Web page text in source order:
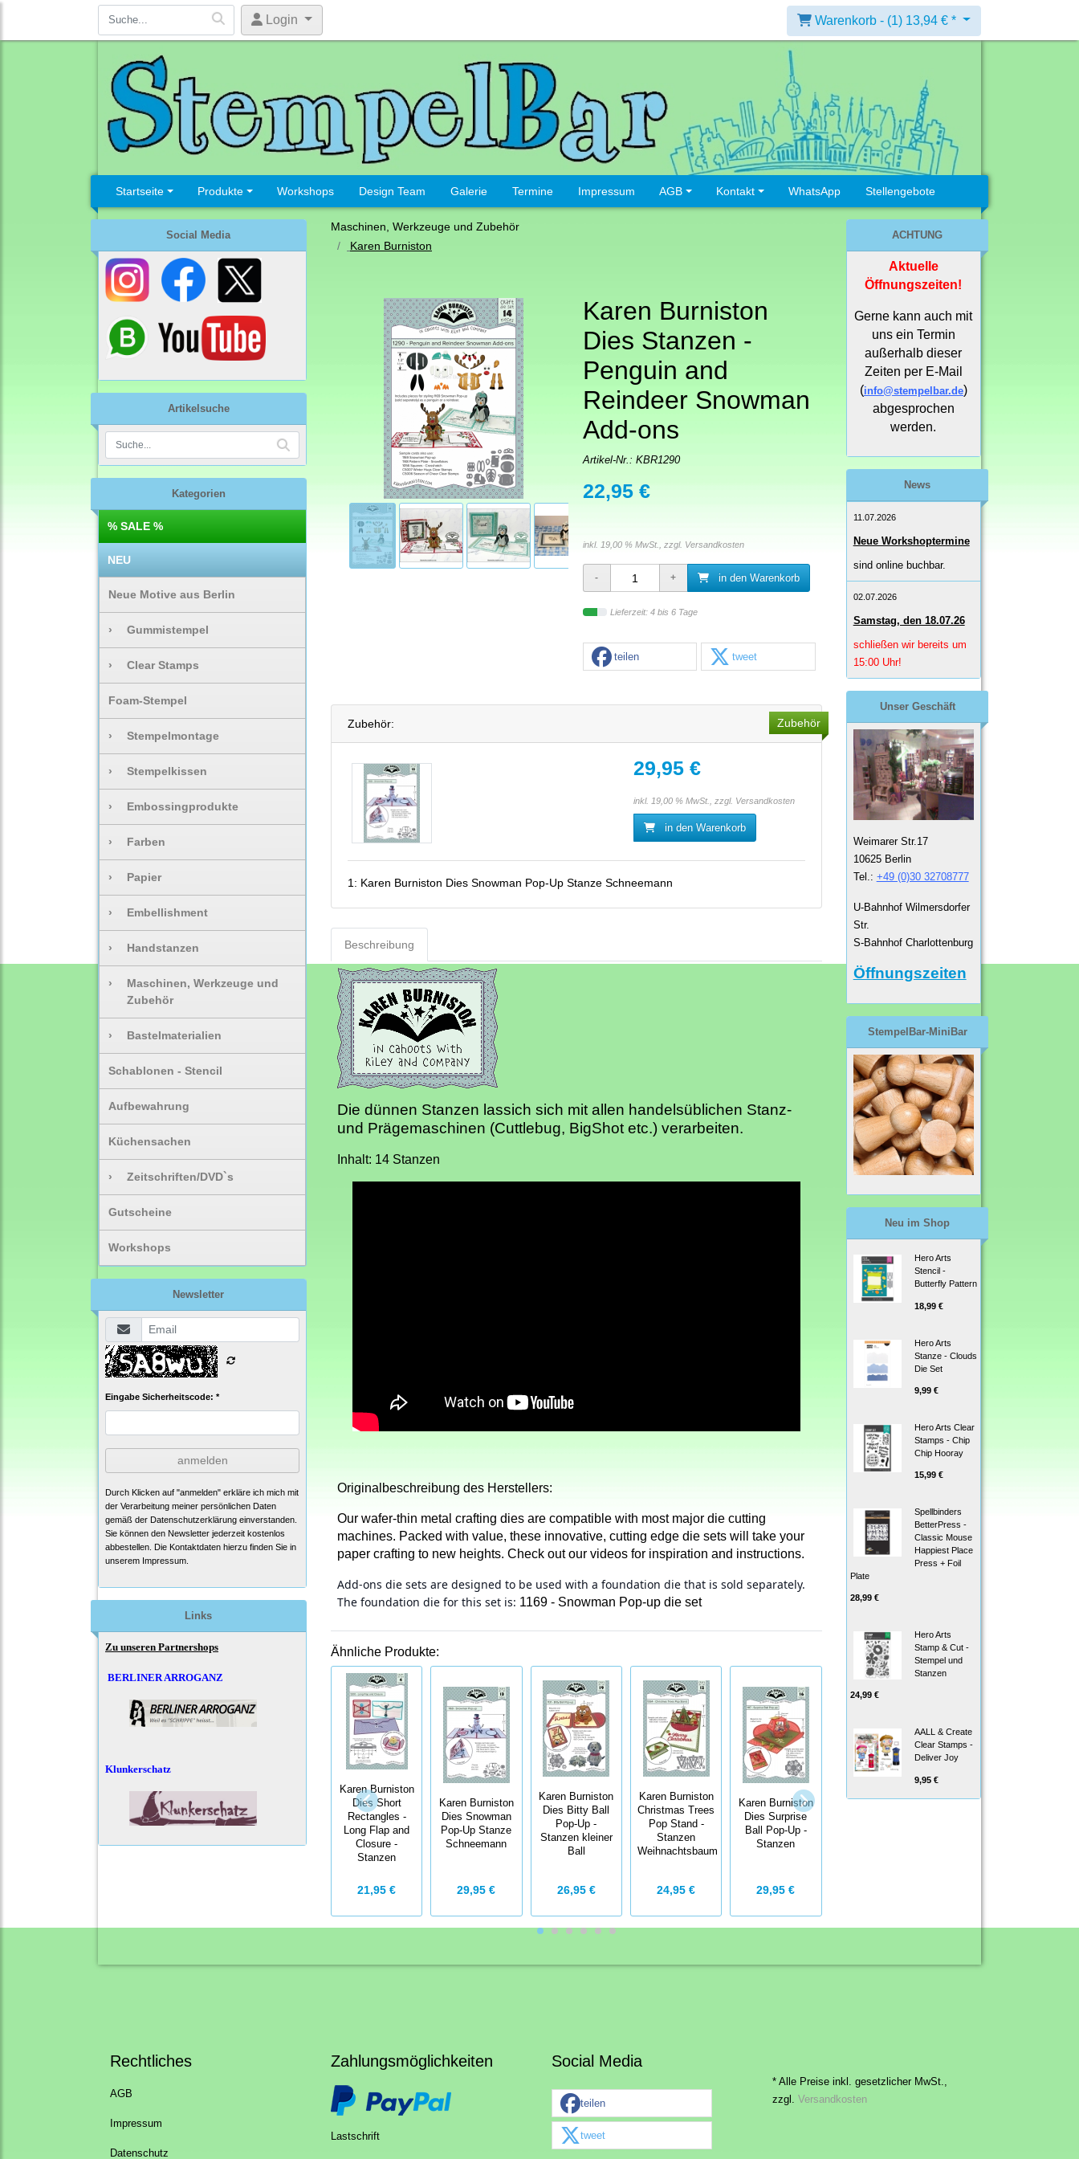
Login Warenkorb - (1) 13,94 € *
Startseite Produkte Workshops Design Team Galerie Termine Impressum AGB Kontakt WhatsApp Stellengebote
Social Media
Artikelsuche
Kategorien
% SALE %
NEU
Neue Motive aus Berlin
› Gummistempel
› Clear Stamps
Foam-Stempel
› Stempelmontage
› Stempelkissen
› Embossingprodukte
› Farben
› Papier
› Embellishment
› Handstanzen
›
Maschinen, Werkzeuge und
Zubehör
› Bastelmaterialien
Schablonen - Stencil
Aufbewahrung
Küchensachen
› Zeitschriften/DVD`s
Gutscheine
Workshops
Newsletter
Eingabe Sicherheitscode: *
anmelden
Durch Klicken auf "anmelden" erkläre ich mich mit
der Verarbeitung meiner persönlichen Daten
gemäß der Datenschutzerklärung einverstanden.
Sie können den Newsletter jederzeit kostenlos
abbestellen. Die Kontaktdaten hierzu finden Sie in
unserem Impressum.
Links
Zu unseren Partnershops
BERLINER ARROGANZ
Klunkerschatz
Maschinen, Werkzeuge und Zubehör
Karen Burniston
Karen Burniston
Dies Stanzen -
Penguin and
Reindeer Snowman
Add-ons
Artikel-Nr.: KBR1290
22,95 €
inkl. 19,00 % MwSt., zzgl. Versandkosten
in den Warenkorb
Lieferzeit: 4 bis 6 Tage
teilen tweet
Zubehör: Zubehör
29,95 €
inkl. 19,00 % MwSt., zzgl. Versandkosten
in den Warenkorb
1: Karen Burniston Dies Snowman Pop-Up Stanze Schneemann
Beschreibung
Die dünnen Stanzen lassich sich mit allen handelsüblichen Stanz-
und Prägemaschinen (Cuttlebug, BigShot etc.) verarbeiten.
Inhalt: 14 Stanzen
Originalbeschreibung des Herstellers:
Our wafer-thin metal crafting dies are compatible with most major die cutting
machines. Packed with value, these innovative, cutting edge die sets will take your
paper crafting to new heights. Check out our videos for inspiration and instructions.
Add-ons die sets are designed to be used with a foundation die that is sold separately.
The foundation die for this set is: 1169 - Snowman Pop-up die set
Ähnliche Produkte:
Karen Burniston
Dies Short
Rectangles -
Long Flap and
Closure -
Stanzen
21,95 €
Karen Burniston
Dies Snowman
Pop-Up Stanze
Schneemann
29,95 €
Karen Burniston
Dies Bitty Ball
Pop-Up -
Stanzen kleiner
Ball
26,95 €
Karen Burniston
Christmas Trees
Pop Stand -
Stanzen
Weihnachtsbaum
24,95 €
Karen Burniston
Dies Surprise
Ball Pop-Up -
Stanzen
29,95 €
ACHTUNG
Aktuelle
Öffnungszeiten!
Gerne kann auch mit
uns ein Termin
außerhalb dieser
Zeiten per E-Mail
(info@stempelbar.de)
abgesprochen
werden.
News
11.07.2026
Neue Workshoptermine
sind online buchbar.
02.07.2026
Samstag, den 18.07.26
schließen wir bereits um
15:00 Uhr!
Unser Geschäft
Weimarer Str.17
10625 Berlin
Tel.: +49 (0)30 32708777
U-Bahnhof Wilmersdorfer
Str.
S-Bahnhof Charlottenburg
Öffnungszeiten
StempelBar-MiniBar
Neu im Shop
Hero Arts
Stencil -
Butterfly Pattern
18,99 €
Hero Arts
Stanze - Clouds
Die Set
9,99 €
Hero Arts Clear
Stamps - Chip
Chip Hooray
15,99 €
Spellbinders
BetterPress -
Classic Mouse
Happiest Place
Press + Foil
Plate
28,99 €
Hero Arts
Stamp & Cut -
Stempel und
Stanzen
24,99 €
AALL & Create
Clear Stamps -
Deliver Joy
9,95 €
Rechtliches
AGB
Impressum
Datenschutz
Zahlungsmöglichkeiten
Lastschrift
Social Media
teilen
tweet
* Alle Preise inkl. gesetzlicher MwSt.,
zzgl. Versandkosten